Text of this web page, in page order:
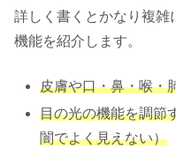
詳しく書くとかなり複雑
機能を紹介します。
皮膚や口・鼻・喉・
目の光の機能を調節
闇でよく見えない）